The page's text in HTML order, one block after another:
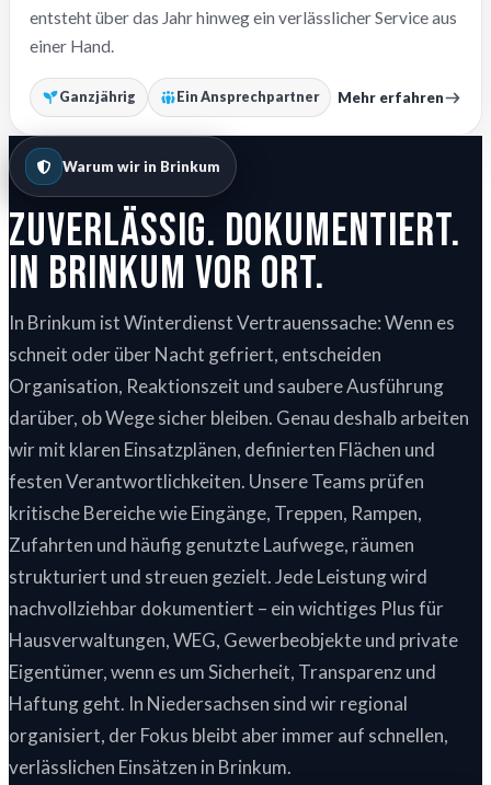
entsteht über das Jahr hinweg ein verlässlicher Service aus
einer Hand.
Ganzjährig Ein Ansprechpartner Mehr erfahren
Warum wir in Brinkum
Zuverlässig. Dokumentiert.
In Brinkum vor Ort.
In Brinkum ist Winterdienst Vertrauenssache: Wenn es
schneit oder über Nacht gefriert, entscheiden
Organisation, Reaktionszeit und saubere Ausführung
darüber, ob Wege sicher bleiben. Genau deshalb arbeiten
wir mit klaren Einsatzplänen, definierten Flächen und
festen Verantwortlichkeiten. Unsere Teams prüfen
kritische Bereiche wie Eingänge, Treppen, Rampen,
Zufahrten und häufig genutzte Laufwege, räumen
strukturiert und streuen gezielt. Jede Leistung wird
nachvollziehbar dokumentiert – ein wichtiges Plus für
Hausverwaltungen, WEG, Gewerbeobjekte und private
Eigentümer, wenn es um Sicherheit, Transparenz und
Haftung geht. In Niedersachsen sind wir regional
organisiert, der Fokus bleibt aber immer auf schnellen,
verlässlichen Einsätzen in Brinkum.